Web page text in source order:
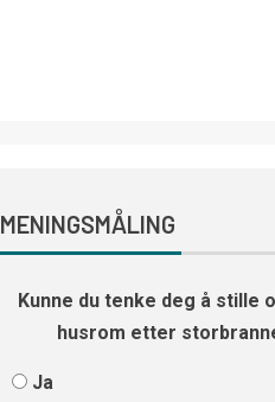
MENINGSMÅLING
Kunne du tenke deg å stille
husrom etter
Ja